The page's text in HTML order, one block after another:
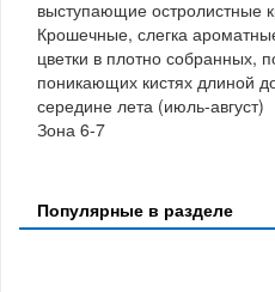
выступающие остролистные
Крошечные, слегка
цветки в плотно собранных,
поникающих кистях длиной
середине лета (июль-август)
Зона 6-7
Популярные в разделе